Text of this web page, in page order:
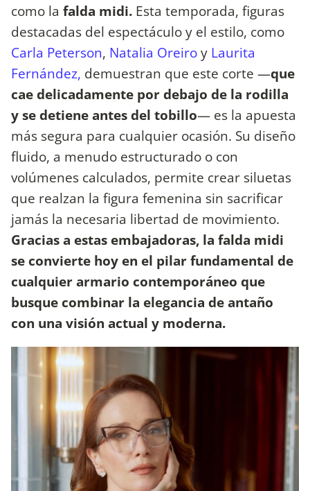
como la falda midi. Esta temporada, figuras
destacadas del espectáculo y el estilo, como
Carla Peterson, Natalia Oreiroy Laurita
Fernández, demuestran que este corte —que
cae delicadamente por debajo de la rodilla
y se detiene antes del tobillo— es la apuesta
más segura para cualquier ocasión. Su diseño
fluido, a menudo estructurado o con
volúmenes calculados, permite crear siluetas
que realzan la figura femenina sin sacrificar
jamás la necesaria libertad de movimiento.
Gracias a estas embajadoras, la falda midi
se convierte hoy en el pilar fundamental de
cualquier armario contemporáneo que
busque combinar la elegancia de antaño
con una visión actual y moderna.